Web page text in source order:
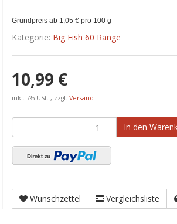
Grundpreis ab 1,05 € pro 100 g
Kategorie: Big Fish 60 Range
10,99 €
inkl. 7% USt. , zzgl. Versand
In den
Wunschzettel Vergleichsliste